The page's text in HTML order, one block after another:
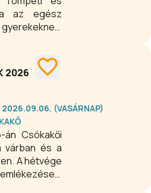
az egész
- egyszóval
szívesen
órácskára
2026
(VASÁRNAP)
Csókakői
várban és a
A hétvége